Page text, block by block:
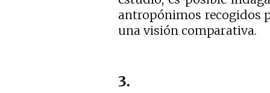
antropónimos recogidos
una visión comparativa.
3.